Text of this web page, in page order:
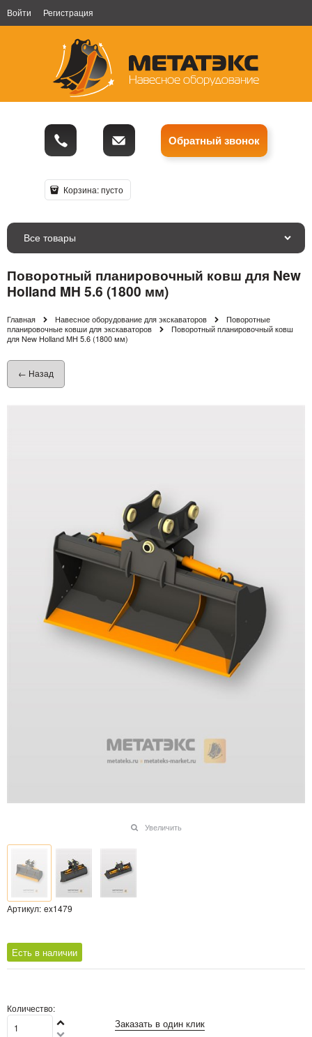
Войти Регистрация
Обратный звонок
Корзина:пусто
Все товары
Поворотный планировочный ковш для New
Holland MH 5.6 (1800 мм)
Главная Навесное оборудование для экскаваторов
Поворотные
планировочные ковши для экскаваторов
Поворотный планировочный ковш
для New Holland MH 5.6 (1800 мм)
← Назад
Увеличить
Артикул: ex1479
Есть в наличии
Количество:
Заказать в один клик